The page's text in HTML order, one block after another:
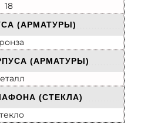
18
(АРМАТУРЫ)
(АРМАТУРЫ)
(СТЕКЛА)